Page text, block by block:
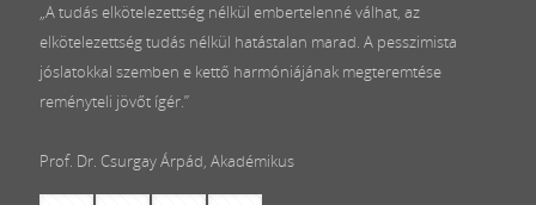
„A tudás elkötelezettség nélkül embertelenné válhat, az
elkötelezettség tudás nélkül hatástalan marad. A pesszimista
jóslatokkal szemben e kettő harmóniájának megteremtése
reményteli jövőt ígér.”
Prof. Dr. Csurgay Árpád, Akadémikus